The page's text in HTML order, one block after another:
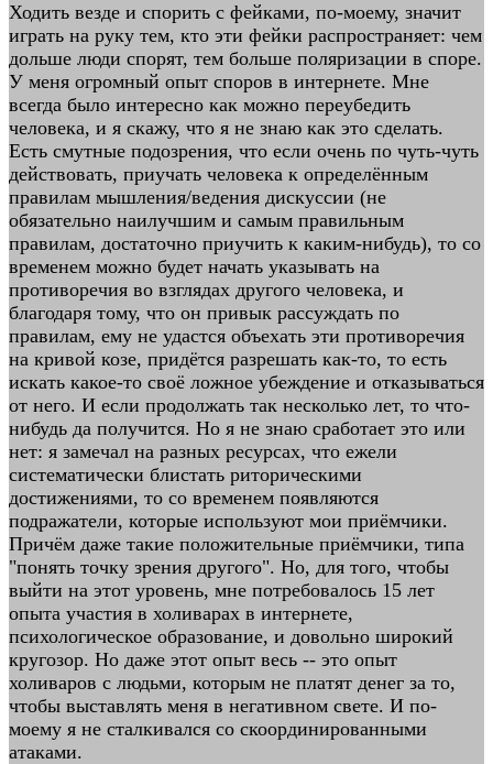
Ходить везде и спорить с фейками, по-моему, значит
играть на руку тем, кто эти фейки распространяет: чем
дольше люди спорят, тем больше поляризации в споре.
У меня огромный опыт споров в интернете. Мне
всегда было интересно как можно переубедить
человека, и я скажу, что я не знаю как это сделать.
Есть смутные подозрения, что если очень по чуть-чуть
действовать, приучать человека к определённым
правилам мышления/ведения дискуссии (не
обязательно наилучшим и самым правильным
правилам, достаточно приучить к каким-нибудь), то со
временем можно будет начать указывать на
противоречия во взглядах другого человека, и
благодаря тому, что он привык рассуждать по
правилам, ему не удастся объехать эти противоречия
на кривой козе, придётся разрешать как-то, то есть
искать какое-то своё ложное убеждение и отказываться
от него. И если продолжать так несколько лет, то что-
нибудь да получится. Но я не знаю сработает это или
нет: я замечал на разных ресурсах, что ежели
систематически блистать риторическими
достижениями, то со временем появляются
подражатели, которые используют мои приёмчики.
Причём даже такие положительные приёмчики, типа
"понять точку зрения другого". Но, для того, чтобы
выйти на этот уровень, мне потребовалось 15 лет
опыта участия в холиварах в интернете,
психологическое образование, и довольно широкий
кругозор. Но даже этот опыт весь -- это опыт
холиваров с людьми, которым не платят денег за то,
чтобы выставлять меня в негативном свете. И по-
моему я не сталкивался со скоординированными
атаками.